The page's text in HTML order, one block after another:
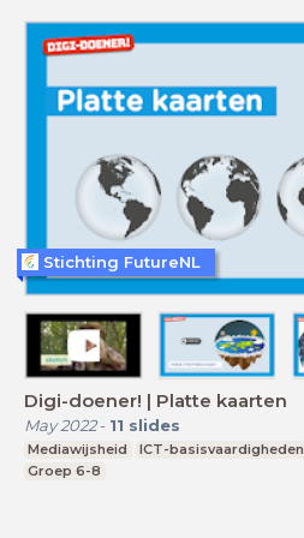
Digi-doener! | Platte kaarten
May 2022- 11 slides
Mediawijsheid ICT-basisvaardigheden
Groep 6-8
Stichting FutureNL